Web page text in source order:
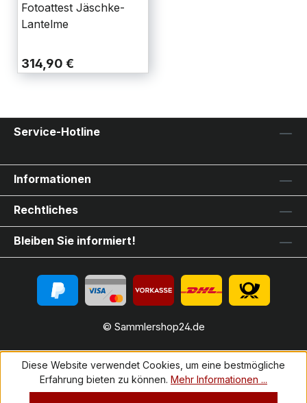
Fotoattest Jäschke-
Lantelme
314,90 €
Service-Hotline
Informationen
Rechtliches
Bleiben Sie informiert!
© Sammlershop24.de
Diese Website verwendet Cookies, um eine bestmögliche
Erfahrung bieten zu können. Mehr Informationen ...